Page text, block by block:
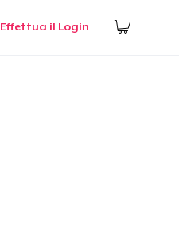
Effettua il Login